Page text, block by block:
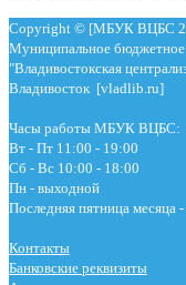
Copyright © [МБУК ВЦБС
Муниципальное
"Владивостокская
Владивосток [vladlib.ru]
Часы работы МБУК ВЦБС:
Вт - Пт 11:00 - 19:00
Сб - Вс 10:00 - 18:00
Пн - выходной
Последняя пятница месяца
Контакты
Банковские реквизиты